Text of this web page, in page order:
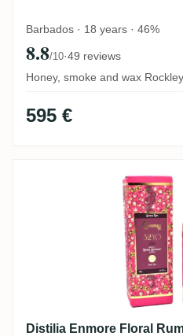
Barbados · 18 years · 46%
8.8/10·49 reviews
Honey, smoke and wax
595 €
Distilia Enmore
Distilia Enmore Floral